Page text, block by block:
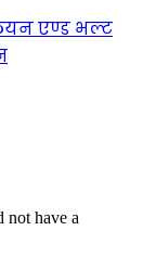
एण्ड भल्ट
not have a